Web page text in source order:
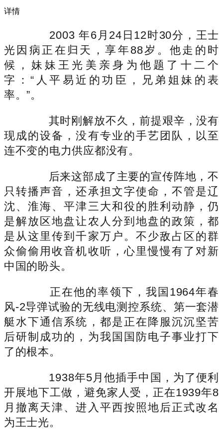
详情
2003 年6月24日12时30分，王士
光因病正在归天，享年88岁。他走的时
候，妹妹王光美亲身为他题了十二个
字：“人平易近的功臣，兄弟姐妹的表
率。”。
其时刚解放不久，前提艰辛，没有
现成的设备，没有专业的手艺团队，以至
连不变的电力供应都没有。
后来这部成了主要的宣传阵地，不
只转播声音，还承担文字使命，不管是辽
沈、淮海、平津三大和役的胜利动静，仍
是解放区地盘让农人分到地盘的政策，都
是从这里传到千家万户。不少敌占区的群
众偷偷用收音机收听，心里慢慢有了对新
中国的盼头。
正在他的率领下，我国1964年春
风-2导弹试验的无线电测控系统、第一套潜
艇水下通信系统，都是正在降服沉沉坚苦
后研制成功的，为我国国防电子事业打下
了的根本。
1938年5月他插手中国，为了便利
开展地下工做，避免家人受，正在1939年8
月撤离天津、进入平西按照地后正式改名
为王士光。